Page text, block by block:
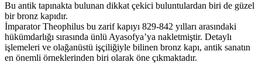
Bu antik tapınakta bulunan dikkat çekici buluntulardan biri de güzel
bir bronz kapıdır.
İmparator Theophilus bu zarif kapıyı 829-842 yılları arasındaki
hükümdarlığı sırasında ünlü Ayasofya’ya nakletmiştir. Detaylı
işlemeleri ve olağanüstü işçiliğiyle bilinen bronz kapı, antik sanatın
en önemli örneklerinden biri olarak öne çıkmaktadır.